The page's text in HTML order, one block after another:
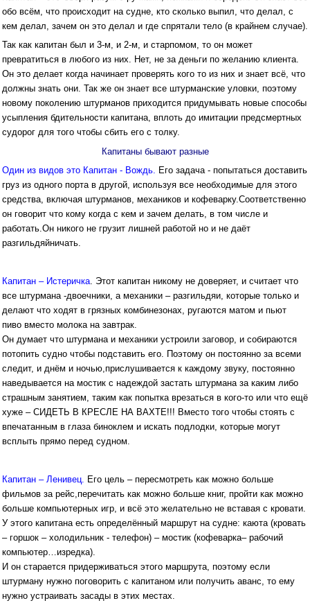
обо всём, что происходит на судне, кто сколько выпил, что делал, с
кем делал, зачем он это делал и где спрятали тело (в крайнем случае).
Так как капитан был и 3-м, и 2-м, и старпомом, то он может
превратиться в любого из них. Нет, не за деньги по желанию клиента.
Он это делает когда начинает проверять кого то из них и знает всё, что
должны знать они. Так же он знает все штурманские уловки, поэтому
новому поколению штурманов приходится придумывать новые способы
усыпления бдительности капитана, вплоть до имитации предсмертных
судорог для того чтобы сбить его с толку.
Капитаны бывают разные
Один из видов это Капитан - Вождь. Его задача - попытаться доставить
груз из одного порта в другой, используя все необходимые для этого
средства, включая штурманов, механиков и кофеварку.Соответственно
он говорит что кому когда с кем и зачем делать, в том числе и
работать.Он никого не грузит лишней работой но и не даёт
разгильдяйничать.
Капитан – Истеричка. Этот капитан никому не доверяет, и считает что
все штурмана -двоечники, а механики – разгильдяи, которые только и
делают что ходят в грязных комбинезонах, ругаются матом и пьют
пиво вместо молока на завтрак.
Он думает что штурмана и механики устроили заговор, и собираются
потопить судно чтобы подставить его. Поэтому он постоянно за всеми
следит, и днём и ночью,прислушивается к каждому звуку, постоянно
наведывается на мостик с надеждой застать штурмана за каким либо
страшным занятием, таким как попытка врезаться в кого-то или что ещё
хуже – СИДЕТЬ В КРЕСЛЕ НА ВАХТЕ!!! Вместо того чтобы стоять с
впечатанным в глаза биноклем и искать подлодки, которые могут
всплыть прямо перед судном.
Капитан – Ленивец. Его цель – пересмотреть как можно больше
фильмов за рейс,перечитать как можно больше книг, пройти как можно
больше компьютерных игр, и всё это желательно не вставая с кровати.
У этого капитана есть определённый маршрут на судне: каюта (кровать
– горшок – холодильник - телефон) – мостик (кофеварка– рабочий
компьютер…изредка).
И он старается придерживаться этого маршрута, поэтому если
штурману нужно поговорить с капитаном или получить аванс, то ему
нужно устраивать засады в этих местах.